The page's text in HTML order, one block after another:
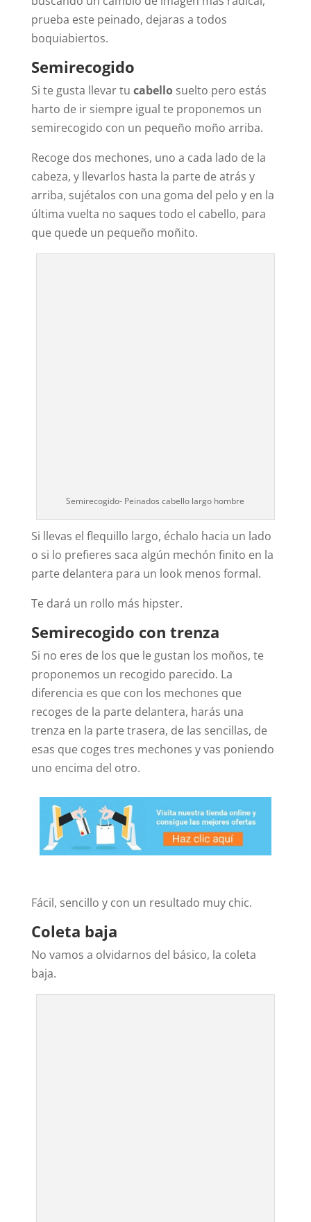
prueba este peinado, dejaras a todos
boquiabiertos.
Semirecogido
Si te gusta llevar tu cabellosuelto pero estás
harto de ir siempre igual te proponemos un
semirecogido con un pequeño moño arriba.
Recoge dos mechones, uno a cada lado de la
cabeza, y llevarlos hasta la parte de atrás y
arriba, sujétalos con una goma del pelo y en la
última vuelta no saques todo el cabello, para
que quede un pequeño moñito.
Semirecogido- Peinados cabello largo hombre
Si llevas el flequillo largo, échalo hacia un lado
o si lo prefieres saca algún mechón finito en la
parte delantera para un look menos formal.
Te dará un rollo más hipster.
Semirecogido con trenza
Si no eres de los que le gustan los moños, te
proponemos un recogido parecido. La
diferencia es que con los mechones que
recoges de la parte delantera, harás una
trenza en la parte trasera, de las sencillas, de
esas que coges tres mechones y vas poniendo
uno encima del otro.
Fácil, sencillo y con un resultado muy chic.
Coleta baja
No vamos a olvidarnos del básico, la coleta
baja.